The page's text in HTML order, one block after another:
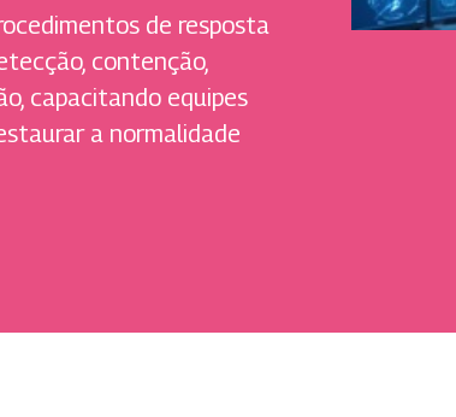
de resposta
contenção,
capacitando equipes
a normalidade